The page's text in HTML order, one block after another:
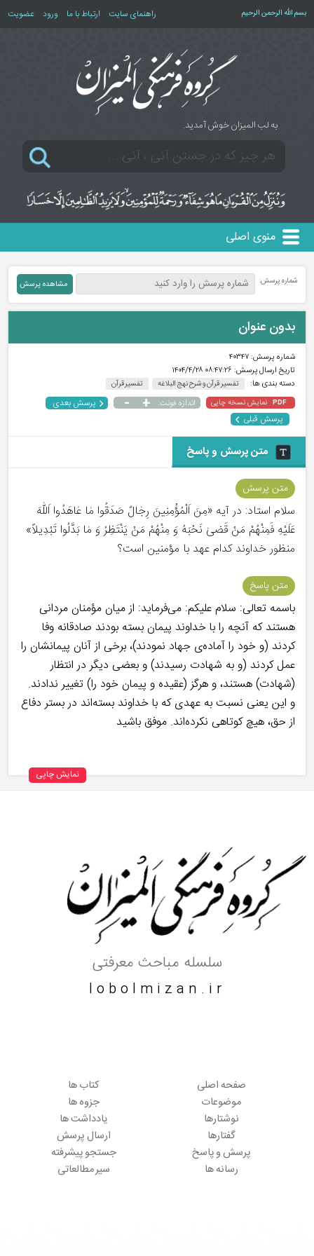
بسم الله الرحمن الرحیم راهنمای سایت ارتباط با ما ورود عضویت
به لب المیزان خوش آمدید.
منوی اصلی
شماره پرسش:
بدون عنوان
شماره پرسش:۴۰۳۴۷
تاریخ ارسال پرسش: ۰۸:۴۷:۲۶ ۱۴۰۴/۴/۲۸
دسته بندی ها:
تفسیر قرآن و شرح نهج البلاغه تفسیر قرآن
PDF نمایش نسخه چاپی اندازه فونت: +
-
پرسش بعدی
پرسش قبلی
متن پرسش و پاسخ
متن پرسش
سلام استاد: در آیه «مِنَ اَلْمُؤْمِنِينَ رِجٰالٌ صَدَقُوا مٰا عٰاهَدُوا اَللّٰهَ
عَلَيْهِ فَمِنْهُمْ مَنْ قَضى‏ٰ نَحْبَهُ وَ مِنْهُمْ مَنْ يَنْتَظِرُ وَ مٰا بَدَّلُوا تَبْدِيلاً»
منظور خداوند کدام عهد با مؤمنین است؟
متن پاسخ
باسمه تعالی: سلام علیکم: می‌فرماید: از ميان مؤمنان مردانى
هستند كه آنچه را با خداوند پيمان بسته بودند صادقانه وفا
كردند (و خود را آماده‌ى جهاد نمودند)، برخى از آنان پيمانشان را
عمل كردند (و به شهادت رسيدند) و بعضى ديگر در انتظار
(شهادت) هستند، و هرگز (عقيده و پيمان خود را) تغيير ندادند.
و این یعنی نسبت به عهدی که با خداوند بسته‌اند در بستر دفاع
از حق، هیچ کوتاهی نکرده‌اند. موفق باشید
نمایش چاپی
سلسله مباحث معرفتی
lobolmizan.ir
صفحه اصلی
موضوعات
نوشتارها
گفتارها
پرسش و پاسخ
رسانه ها
کتاب ها
جزوه ها
یادداشت ها
ارسال پرسش
جستجو پیشرفته
سیر مطالعاتی